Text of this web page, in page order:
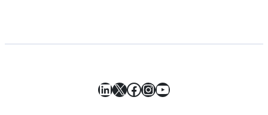
LinkedIn
X Facebook
Instagram
YouTube